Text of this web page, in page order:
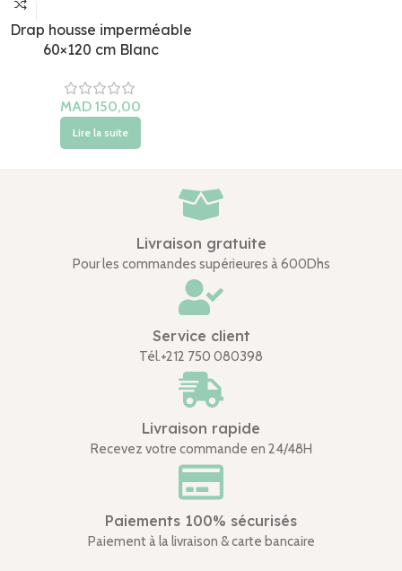
Drap housse imperméable
60×120 cm Blanc
Lire la suite
Livraison gratuite
Pour les commandes supérieures à 600Dhs
Service client
Tél.+212 750 080398
Livraison rapide
Recevez votre commande en 24/48H
Paiements 100% sécurisés
Paiement à la livraison & carte bancaire